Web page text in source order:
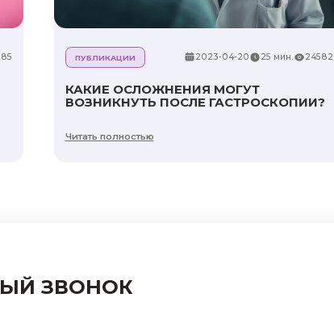
ПУБЛИКАЦИИ 2023-04-20 25 мин. 24582
КАКИЕ ОСЛОЖНЕНИЯ МОГУТ
ВОЗНИКНУТЬ ПОСЛЕ ГАСТРОСКОПИИ?
Читать полностью
ЗВОНОК